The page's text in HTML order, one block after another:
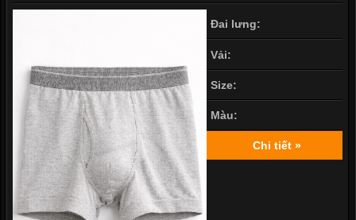
Đai lưng:
Vải:
Size:
Màu:
Chi tiết »